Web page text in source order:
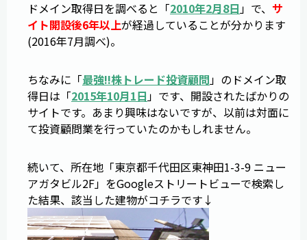
ドメイン取得日を調べると「2010年2月8日 」で、 サ
イト開設後6年以上が経過していることが分かります
(2016年7月調べ)。
ちなみに「最強!!株トレード投資顧問 」のドメイン取
得日は「2015年10月1日 」です、開設されたばかりの
サイトです。あまり興味はないですが、以前は対面に
て投資顧問業を行っていたのかもしれません。
続いて、所在地「東京都千代田区東神田1-3-9 ニュー
アガタビル2F」をGoogleストリートビューで検索し
た結果、該当した建物がコチラです↓